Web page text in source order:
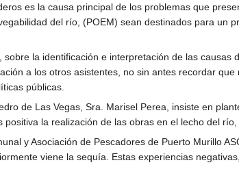
es la causa principal de los problemas que
del río, (POEM) sean destinados para un
la identificación e interpretación de las
a los otros asistentes, no sin antes recordar
públicas.
de Las Vegas, Sra. Marisel Perea, insiste en
la realización de las obras en el lecho del
y Asociación de Pescadores de Puerto Murillo
viene la sequía. Estas experiencias